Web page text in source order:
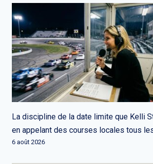
La discipline de la date limite que Kelli
en appelant des courses locales tous
6 août 2026